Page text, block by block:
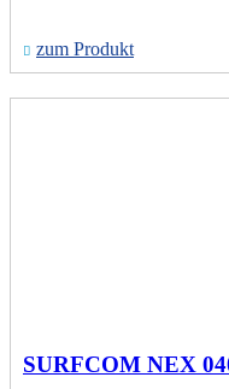
zum Produkt
SURFCOM NEX